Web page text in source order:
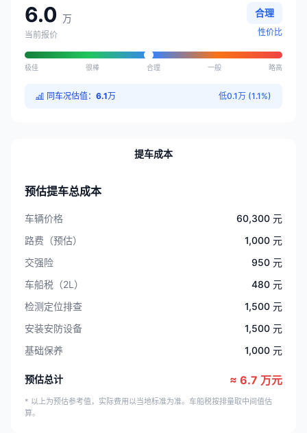
6.0 万
当前报价
合理
性价比
极佳 很棒 合理 一般 略高
同车况估值： 6.1万 低0.1万 (1.1%)
提车成本
预估提车总成本
车辆价格
60,300 元
路费（预估）
1,000 元
交强险
950 元
车船税（2L）
480 元
检测定位排查
1,500 元
安装安防设备
1,500 元
基础保养
1,000 元
预估总计 ≈ 6.7 万元
* 以上为预估参考值，实际费用以当地标准为准。车船税按排量取中间值估
算。